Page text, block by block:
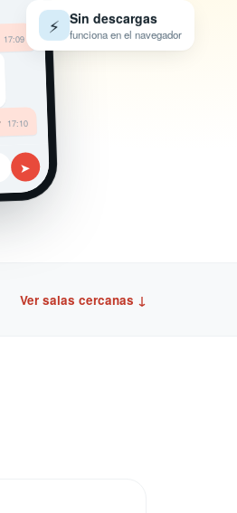
17:09
17:10
➤
⚡ Sin descargas
funciona en el navegador
Ver salas cercanas ↓